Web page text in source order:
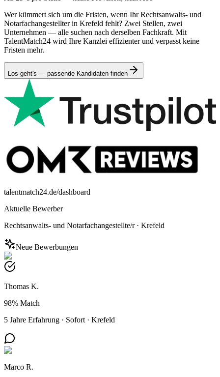
Wer kümmert sich um die Fristen, wenn Ihr Rechtsanwalts- und
Notarfachangestellter in Krefeld fehlt? Zwei Stellen, zwei
Unternehmen — alle suchen nach derselben Fachkraft. Mit
TalentMatch24 wird Ihre Kanzlei effizienter und verpasst keine
Fristen mehr.
Los geht's — passende Kandidaten finden
talentmatch24.de/dashboard
Aktuelle Bewerber
Rechtsanwalts- und Notarfachangestellte/r· Krefeld
Neue Bewerbungen
Thomas K.
98% Match
5 Jahre Erfahrung · Sofort · Krefeld
Marco R.